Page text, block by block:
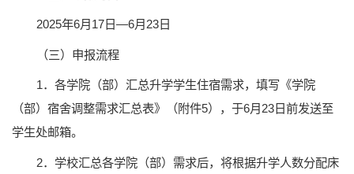
2025年6月17日—6月23日
（三）申报流程
1．各学院（部）汇总升学学生住宿需求，填写《学院
（部）宿舍调整需求汇总表》（附件5），于6月23日前发送至
学生处邮箱。
2．学校汇总各学院（部）需求后，将根据升学人数分配床